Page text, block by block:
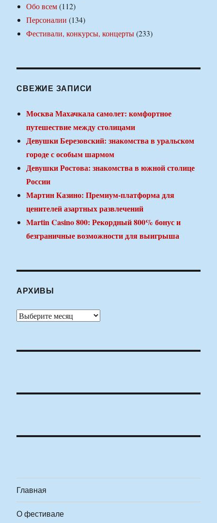
Обо всем(112)
Персоналии (134)
Фестивали, конкурсы, концерты(233)
СВЕЖИЕ ЗАПИСИ
Москва Махачкала самолет: комфортное
путешествие между столицами
Девушки Березовский: знакомства в уральском
городе с особым шармом
Девушки Ростова: знакомства в южной столице
России
Мартин Казино: Премиум-платформа для
ценителей азартных развлечений
Martin Casino 800: Рекордный 800% бонус и
безграничные возможности для выигрыша
АРХИВЫ
Архивы
Главная
О фестивале